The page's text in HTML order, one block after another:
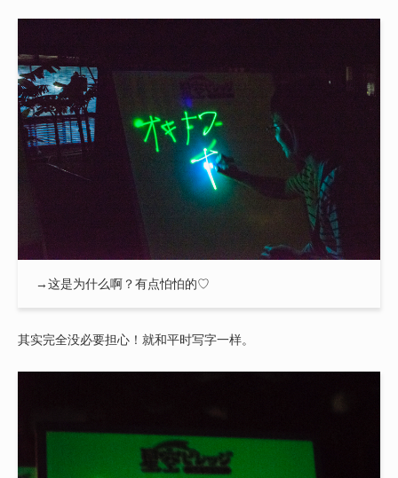
→这是为什么啊？有点怕怕的♡
其实完全没必要担心！就和平时写字一样。